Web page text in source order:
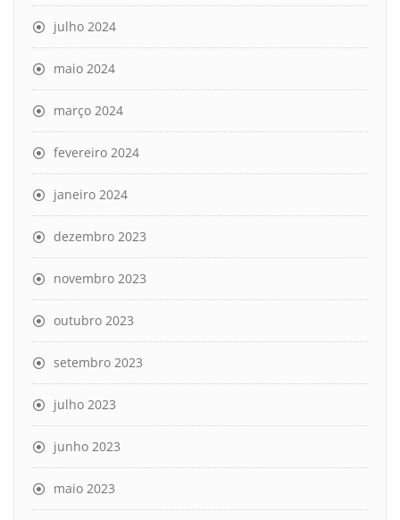
julho 2024
maio 2024
março 2024
fevereiro 2024
janeiro 2024
dezembro 2023
novembro 2023
outubro 2023
setembro 2023
julho 2023
junho 2023
maio 2023